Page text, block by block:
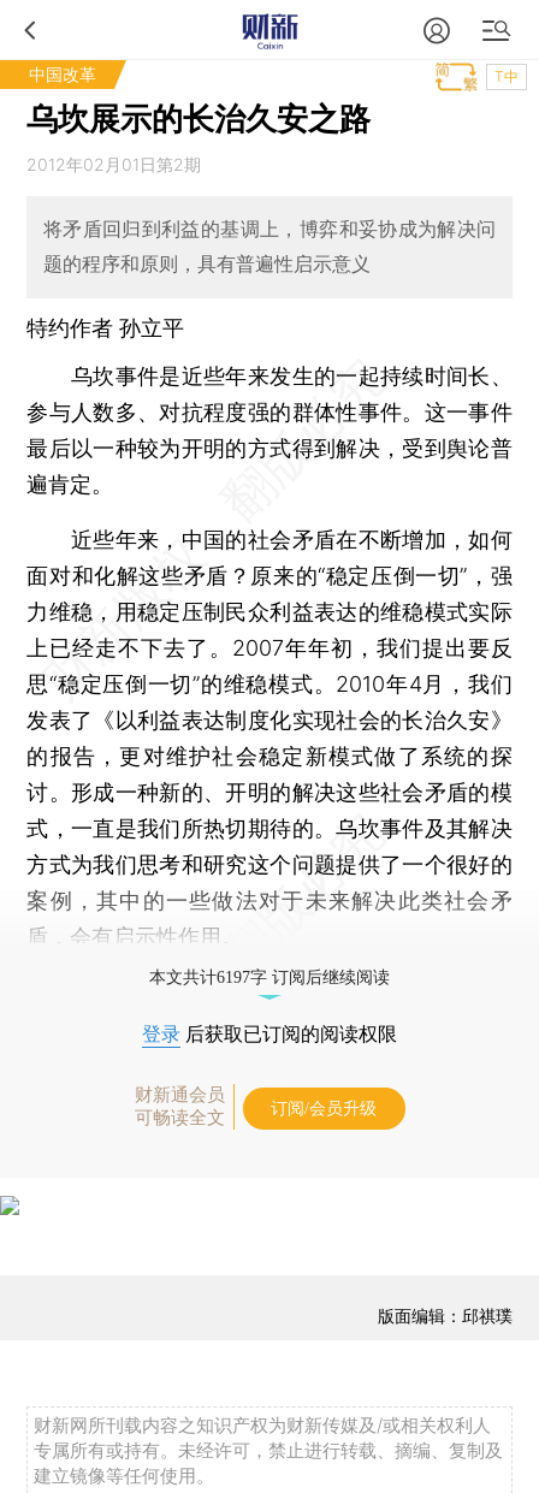
中国改革 T中
乌坎展示的长治久安之路
2012年02月01日第2期
将矛盾回归到利益的基调上，博弈和妥协成为解决问
题的程序和原则，具有普遍性启示意义
特约作者 孙立平
乌坎事件是近些年来发生的一起持续时间长、
参与人数多、对抗程度强的群体性事件。这一事件
最后以一种较为开明的方式得到解决，受到舆论普
遍肯定。
近些年来，中国的社会矛盾在不断增加，如何
面对和化解这些矛盾？原来的“稳定压倒一切”，强
力维稳，用稳定压制民众利益表达的维稳模式实际
上已经走不下去了。2007年年初，我们提出要反
思“稳定压倒一切”的维稳模式。2010年4月，我们
发表了《以利益表达制度化实现社会的长治久安》
的报告，更对维护社会稳定新模式做了系统的探
讨。形成一种新的、开明的解决这些社会矛盾的模
式，一直是我们所热切期待的。乌坎事件及其解决
方式为我们思考和研究这个问题提供了一个很好的
案例，其中的一些做法对于未来解决此类社会矛
盾，会有启示性作用。
本文共计6197字 订阅后继续阅读
登录 后获取已订阅的阅读权限
财新通会员
可畅读全文
订阅/会员升级
版面编辑：邱祺璞
财新网所刊载内容之知识产权为财新传媒及/或相关权利人
专属所有或持有。未经许可，禁止进行转载、摘编、复制及
建立镜像等任何使用。